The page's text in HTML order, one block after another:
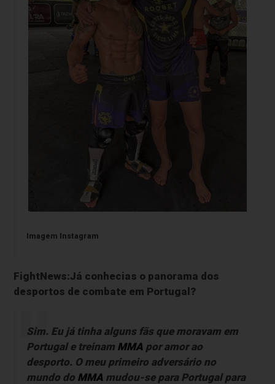
Imagem Instagram
FightNews:Já conhecias o panorama dos
desportos de combate em Portugal?
Sim. Eu já tinha alguns fãs que moravam em
Portugal e treinam MMA por amor ao
desporto. O meu primeiro adversário no
mundo do MMA mudou-se para Portugal para